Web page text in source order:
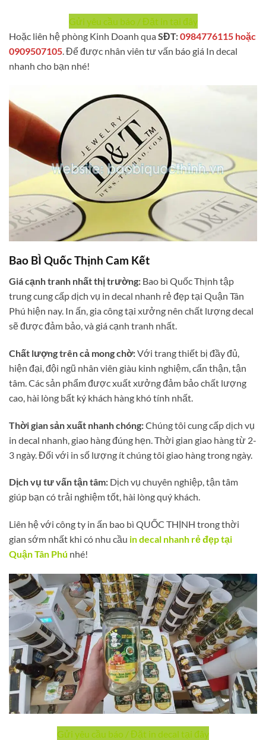
Gửi yêu cầu báo / Đặt in tại đây
Hoặc liên hệ phòng Kinh Doanh quaSĐT:0984776115 hoặc
0909507105 . Để được nhân viên tư vấn báo giá In decal
nhanh cho bạn nhé!
Bao BÌ Quốc Thịnh Cam Kết
Giá cạnh tranh nhất thị trường: Bao bì Quốc Thịnh tập
trung cung cấp dịch vụ in decal nhanh rẻ đẹp tại Quận Tân
Phú hiện nay. In ấn, gia công tại xưởng nên chất lượng decal
sẽ được đảm bảo, và giá cạnh tranh nhất.
Chất lượng trên cả mong chờ:Với trang thiết bị đầy đủ,
hiện đại, đội ngũ nhân viên giàu kinh nghiệm, cẩn thận, tận
tâm. Các sản phẩm được xuất xưởng đảm bảo chất lượng
cao, hài lòng bất ký khách hàng khó tính nhất.
Thời gian sản xuất nhanh chóng:Chúng tôi cung cấp dịch vụ
in decal nhanh, giao hàng đúng hẹn. Thời gian giao hàng từ 2-
3 ngày. Đối với in số lượng ít chúng tôi giao hàng trong ngày.
Dịch vụ tư vấn tận tâm: Dịch vụ chuyên nghiệp, tận tâm
giúp bạn có trải nghiệm tốt, hài lòng quý khách.
Liên hệ với công ty in ấn bao bì QUỐC THỊNH trong thời
gian sớm nhất khi có nhu cầu in decal nhanh rẻ đẹp tại
Quận Tân Phú nhé!
Gửi yêu cầu báo / Đặt in decal tại đây